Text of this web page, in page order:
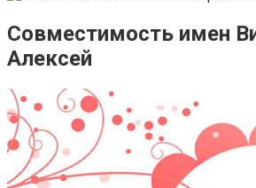
Совместимость имен
Алексей